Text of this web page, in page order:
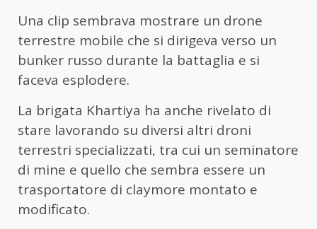
Una clip sembrava mostrare un drone
terrestre mobile che si dirigeva verso un
bunker russo durante la battaglia e si
faceva esplodere.
La brigata Khartiya ha anche rivelato di
stare lavorando su diversi altri droni
terrestri specializzati, tra cui un seminatore
di mine e quello che sembra essere un
trasportatore di claymore montato e
modificato.